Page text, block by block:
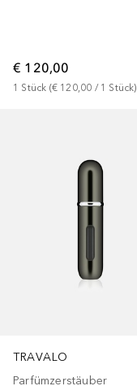
€ 120,00
1 Stück (€ 120,00 / 1 Stück)
TRAVALO
Parfümzerstäuber